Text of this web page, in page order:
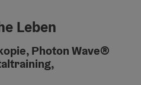
Leben
Photon Wave®